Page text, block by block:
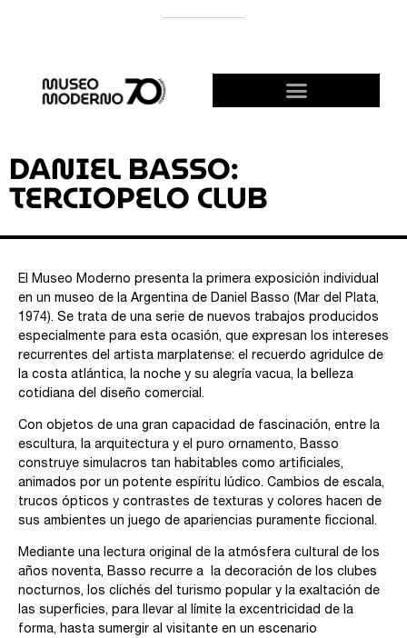
DANIEL BASSO:
TERCIOPELO CLUB
El Museo Moderno presenta la primera exposición individual
en un museo de la Argentina de Daniel Basso (Mar del Plata,
1974). Se trata de una serie de nuevos trabajos producidos
especialmente para esta ocasión, que expresan los intereses
recurrentes del artista marplatense: el recuerdo agridulce de
la costa atlántica, la noche y su alegría vacua, la belleza
cotidiana del diseño comercial.
Con objetos de una gran capacidad de fascinación, entre la
escultura, la arquitectura y el puro ornamento, Basso
construye simulacros tan habitables como artificiales,
animados por un potente espíritu lúdico. Cambios de escala,
trucos ópticos y contrastes de texturas y colores hacen de
sus ambientes un juego de apariencias puramente ficcional.
Mediante una lectura original de la atmósfera cultural de los
años noventa, Basso recurre a la decoración de los clubes
nocturnos, los clichés del turismo popular y la exaltación de
las superficies, para llevar al límite la excentricidad de la
forma, hasta sumergir al visitante en un escenario